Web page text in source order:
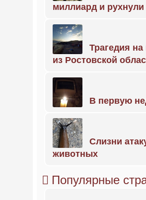
миллиард и рухнули
Трагедия
из Ростовской
В первую
Слизни
животных
Популярные